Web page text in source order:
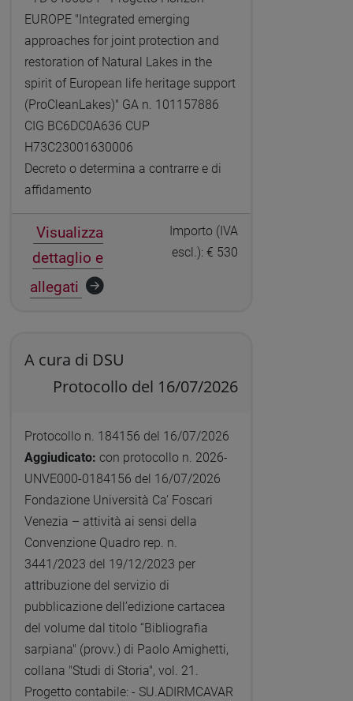
EUROPE "Integrated emerging
approaches for joint protection and
restoration of Natural Lakes in the
spirit of European life heritage support
(ProCleanLakes)" GA n. 101157886
CIG BC6DC0A636 CUP
H73C23001630006
Decreto o determina a contrarre e di
affidamento
Visualizza
dettaglio e
allegati
Importo (IVA
escl.): € 530
A cura di DSU
Protocollo del 16/07/2026
Protocollo n. 184156 del 16/07/2026
Aggiudicato: con protocollo n. 2026-
UNVE000-0184156 del 16/07/2026
Fondazione Università Ca’ Foscari
Venezia – attività ai sensi della
Convenzione Quadro rep. n.
3441/2023 del 19/12/2023 per
attribuzione del servizio di
pubblicazione dell’edizione cartacea
del volume dal titolo “Bibliografia
sarpiana" (provv.) di Paolo Amighetti,
collana "Studi di Storia", vol. 21.
Progetto contabile: - SU.ADIRMCAVAR